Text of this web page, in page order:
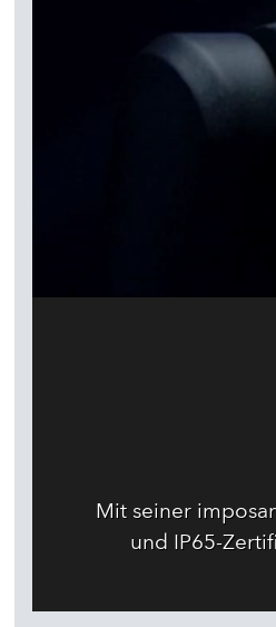
Mit seiner
und IP65-